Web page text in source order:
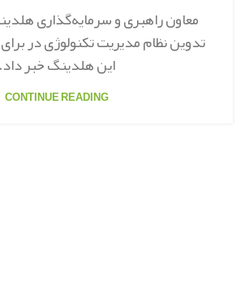
معاون راهبری و سرمایه‌گذاری
تدوین نظام مدیریت تکنولوژی در
این هلدینگ خبر داد.
CONTINUE READING